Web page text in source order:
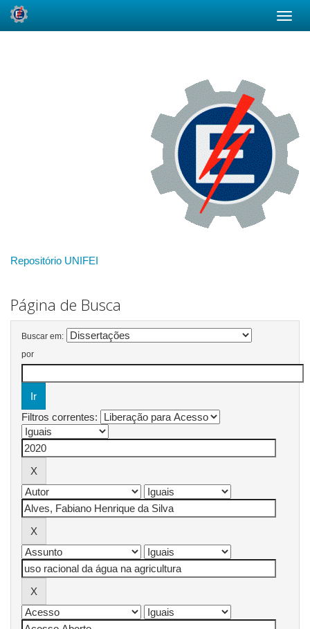
Repositório UNIFEI
Página de Busca
Buscar em:
por
Filtros correntes: